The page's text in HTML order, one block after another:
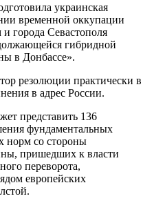
украинская
временной оккупации
города Севастополя
гибридной
в Донбассе».
резолюции практически в
в адрес России.
представить 136
фундаментальных
норм со стороны
пришедших к власти
переворота,
европейских